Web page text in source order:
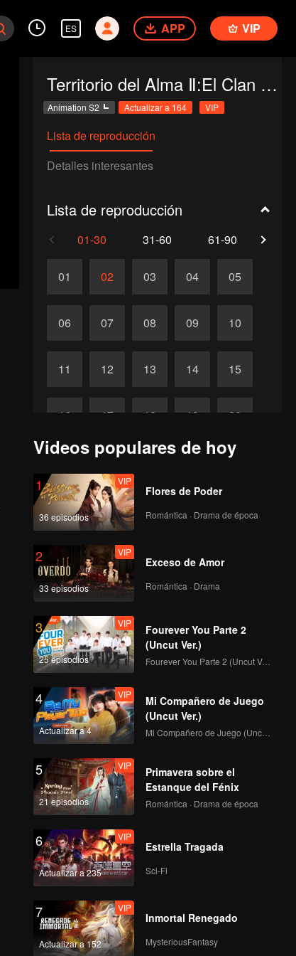
ES APP VIP
Territorio del Alma Ⅱ:El Clan Tang Incomparable
Animation S2 Actualizar a 164 VIP
Lista de reproducción
Detalles interesantes
Lista de reproducción
01-30 31-60 61-90
01 02 03 04 05
06 07 08 09 10
11 12 13 14 15
16 17 18 19 20
VIP VIP VIP VIP
25
26
VIP
27
VIP VIP VIP
Videos populares de hoy
1
36 episodios
VIP
Flores de Poder
Romántica · Drama de época
2
33 episodios
VIP
Exceso de Amor
Romántica · Drama
3
25 episodios
VIP
Fourever You Parte 2
(Uncut Ver.)
Fourever You Parte 2 (Uncut Ver.)
4
Actualizar a 4
VIP
Mi Compañero de Juego
(Uncut Ver.)
Mi Compañero de Juego (Uncut Ver.)
5
21 episodios
VIP
Primavera sobre el
Estanque del Fénix
Romántica · Drama de época
6
Actualizar a 235
VIP
Estrella Tragada
Sci-Fi
7
Actualizar a 152
VIP
Inmortal Renegado
MysteriousFantasy